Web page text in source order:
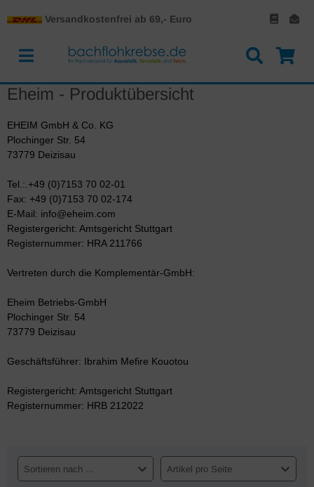
Versandkostenfrei ab 69,- Euro
Eheim - Produktübersicht
EHEIM GmbH & Co. KG
Plochinger Str. 54
73779 Deizisau
Tel.:.+49 (0)7153 70 02-01
Fax: +49 (0)7153 70 02-174
E-Mail: info@eheim.com
Registergericht: Amtsgericht Stuttgart
Registernummer: HRA 211766
Vertreten durch die Komplementär-GmbH:
Eheim Betriebs-GmbH
Plochinger Str. 54
73779 Deizisau
Geschäftsführer: Ibrahim Mefire Kouotou
Registergericht: Amtsgericht Stuttgart
Registernummer: HRB 212022
Sortieren nach ... Artikel pro Seite